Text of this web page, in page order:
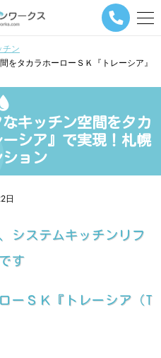
メ
ー
ビ
シ
ョ
ン
タ
チン
をタカラホーローＳＫ『トレーシア』
キッチン空間をタカ
シア』で実現！札幌
ョン
日
システムキッチンリフ
す
ーＳＫ『トレーシア（T